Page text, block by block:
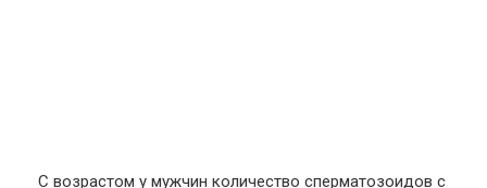
С возрастом у мужчин количество сперматозоидов с